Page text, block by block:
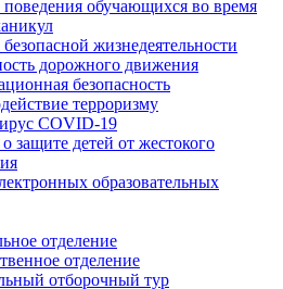
обучающихся во время
жизнедеятельности
дорожного движения
безопасность
терроризму
COVID-19
защите детей от жестокого
образовательных
отделение
отделение
отборочный тур